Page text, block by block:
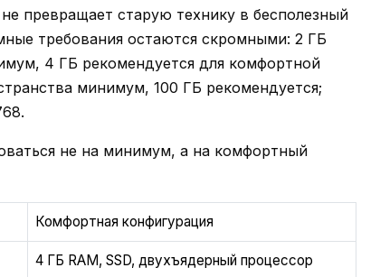
превращает старую технику в бесполезный
требования остаются скромными: 2 ГБ
4 ГБ рекомендуется для комфортной
минимум, 100 ГБ рекомендуется;
не на минимум, а на комфортный
Комфортная конфигурация
4 ГБ RAM, SSD, двухъядерный процессор